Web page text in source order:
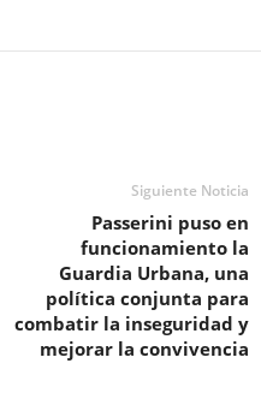
Siguiente Noticia
Passerini puso en
funcionamiento la
Guardia Urbana, una
política conjunta para
combatir la inseguridad y
mejorar la convivencia